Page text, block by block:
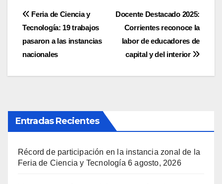
Navegación
de
entradas
Docente Destacado 2025:
Corrientes reconoce la
labor de educadores de
capital y del interior
Feria de Ciencia y
Tecnología: 19 trabajos
pasaron a las instancias
nacionales
Entradas Recientes
Récord de participación en la instancia zonal de la
Feria de Ciencia y Tecnología 6 agosto, 2026